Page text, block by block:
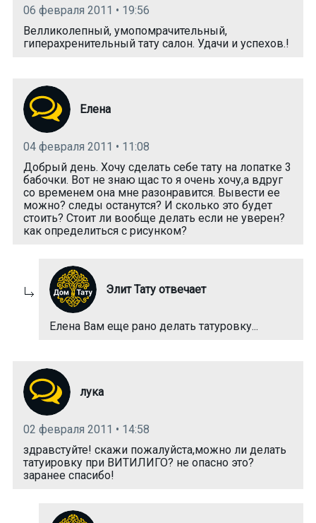
06 февраля 2011 • 19:56
Велликолепный, умопомрачительный,
гиперахренительный тату салон. Удачи и успехов.!
Елена
04 февраля 2011 • 11:08
Добрый день. Хочу сделать себе тату на лопатке 3
бабочки. Вот не знаю щас то я очень хочу,а вдруг
со временем она мне разонравится. Вывести ее
можно? следы останутся? И сколько это будет
стоить? Стоит ли вообще делать если не уверен?
как определиться с рисунком?
Элит Тату отвечает
Елена Вам еще рано делать татуровку...
лука
02 февраля 2011 • 14:58
здравстуйте! скажи пожалуйста,можно ли делать
татуировку при ВИТИЛИГО? не опасно это?
заранее спасибо!